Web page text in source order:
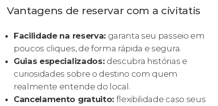
Vantagens de reservar com a civitatis
Facilidade na reserva: garanta seu passeio em
poucos cliques, de forma rápida e segura.
Guias especializados: descubra histórias e
curiosidades sobre o destino com quem
realmente entende do local.
Cancelamento gratuito: flexibilidade caso seus